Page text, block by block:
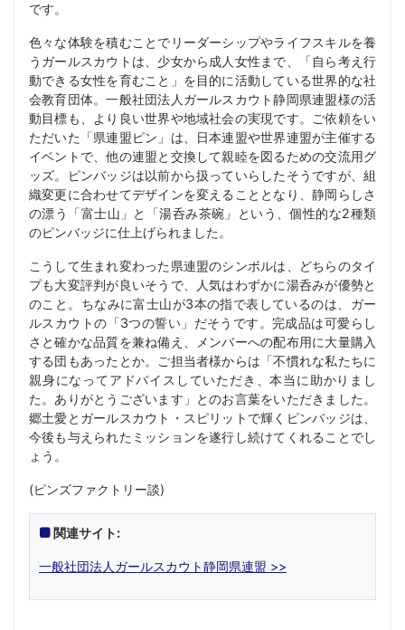
です。
色々な体験を積むことでリーダーシップやライフスキルを養
うガールスカウトは、少女から成人女性まで、「自ら考え行
動できる女性を育むこと」を目的に活動している世界的な社
会教育団体。一般社団法人ガールスカウト静岡県連盟様の活
動目標も、より良い世界や地域社会の実現です。ご依頼をい
ただいた「県連盟ピン」は、日本連盟や世界連盟が主催する
イベントで、他の連盟と交換して親睦を図るための交流用グ
ッズ。ピンバッジは以前から扱っていらしたそうですが、組
織変更に合わせてデザインを変えることとなり、静岡らしさ
の漂う「富士山」と「湯呑み茶碗」という、個性的な2種類
のピンバッジに仕上げられました。
こうして生まれ変わった県連盟のシンボルは、どちらのタイ
プも大変評判が良いそうで、人気はわずかに湯呑みが優勢と
のこと。ちなみに富士山が3本の指で表しているのは、ガー
ルスカウトの「3つの誓い」だそうです。完成品は可愛らし
さと確かな品質を兼ね備え、メンバーへの配布用に大量購入
する団もあったとか。ご担当者様からは「不慣れな私たちに
親身になってアドバイスしていただき、本当に助かりまし
た。ありがとうございます」とのお言葉をいただきました。
郷土愛とガールスカウト・スピリットで輝くピンバッジは、
今後も与えられたミッションを遂行し続けてくれることでし
ょう。
(ピンズファクトリー談)
関連サイト:
一般社団法人ガールスカウト静岡県連盟 >>